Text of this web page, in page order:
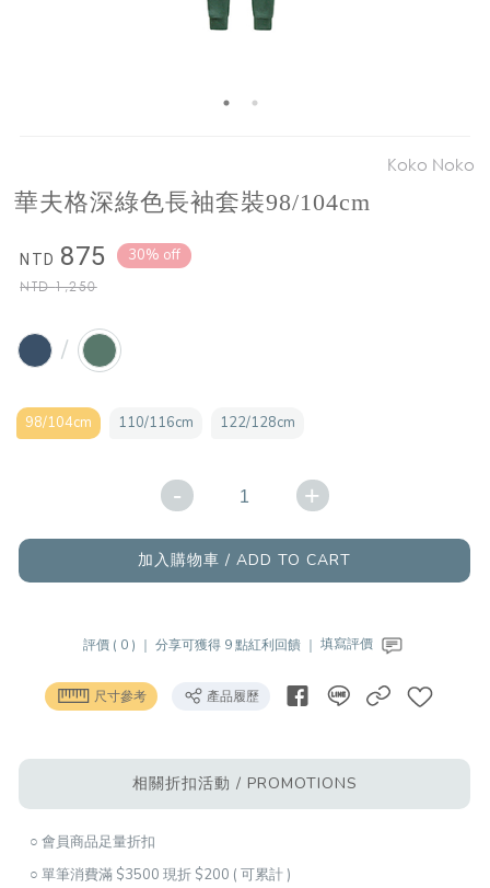
Koko Noko
華夫格深綠色長袖套裝98/104cm
NTD 875
NTD1,250
30% off
/
98/104cm 110/116cm 122/128cm
- +
加入購物車 / ADD TO CART
評價 ( 0 ) ｜ 分享可獲得 9 點紅利回饋 ｜ 填寫評價
尺寸參考 產品履歷
相關折扣活動 / PROMOTIONS
○ 會員商品足量折扣
○ 單筆消費滿 $3500 現折 $200 ( 可累計 )